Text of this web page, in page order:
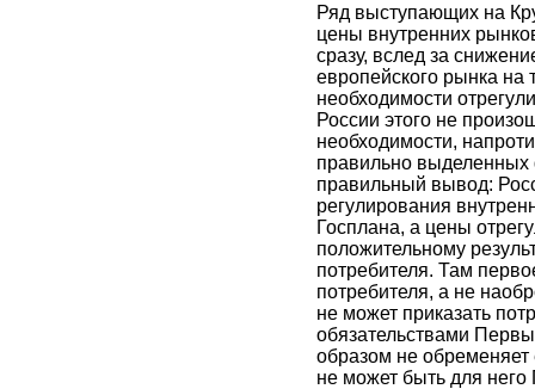
Ряд выступающих на
цены внутренних
сразу, вслед за
европейского рынка на
необходимости
России этого не
необходимости,
правильно выделенных
правильный вывод:
регулирования
Госплана, а цены
положительному
потребителя. Там
потребителя, а не
не может приказать
обязательствами
образом не обременяет
не может быть для него